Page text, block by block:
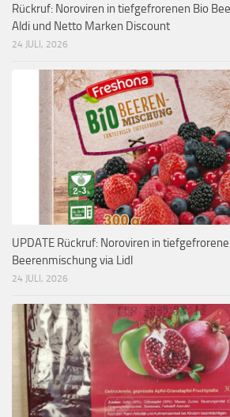
Rückruf: Noroviren in tiefgefrorenen Bio
Aldi und Netto Marken Discount
24 JULI, 2026
UPDATE Rückruf: Noroviren in
Beerenmischung via Lidl
24 JULI, 2026